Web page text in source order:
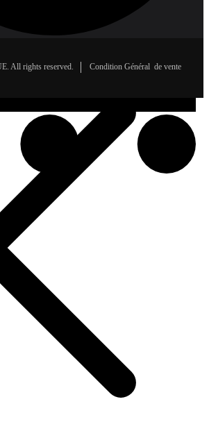
All rights reserved. Condition Général de vente